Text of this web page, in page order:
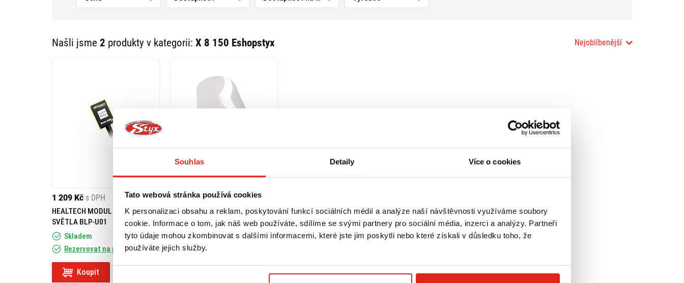
Souhlas Detaily Více o cookies
Tato webová stránka používá cookies
K personalizaci obsahu a reklam, poskytování funkcí sociálních médií a analýze naší návštěvnosti využíváme soubory
cookie. Informace o tom, jak náš web používáte, sdílíme se svými partnery pro sociální média, inzerci a analýzy. Partneři
tyto údaje mohou zkombinovat s dalšími informacemi, které jste jim poskytli nebo které získali v důsledku toho, že
používáte jejich služby.
Našli jsme 2 produkty v kategorii: X 8 150 Eshopstyx Nejoblíbenější
1 209 Kč s DPH
HEALTECH MODUL BRZDOVÉHO
SVĚTLA BLP-U01
Skladem
Rezervovat na prodejně
Koupit
3 379 Kč s DPH
GIVI PLEXI PIAGGIO X8/X-EVO
D500ST
Na objednávku